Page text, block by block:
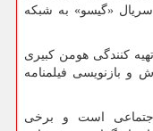
سریال «گیسو» به شبکه
کنندگی هومن کبیری
و بازنویسی فیلمنامه
است و برخی